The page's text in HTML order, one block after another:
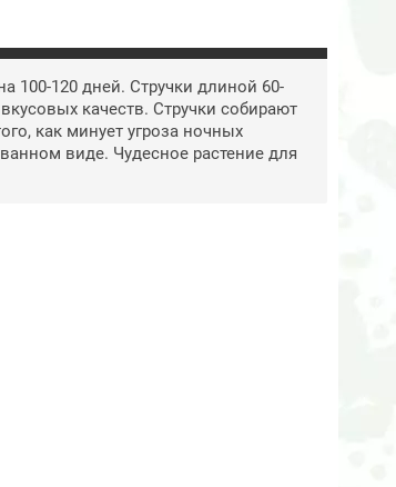
100-120 дней. Стручки длиной 60-
качеств. Стручки собирают
как минует угроза ночных
виде. Чудесное растение для